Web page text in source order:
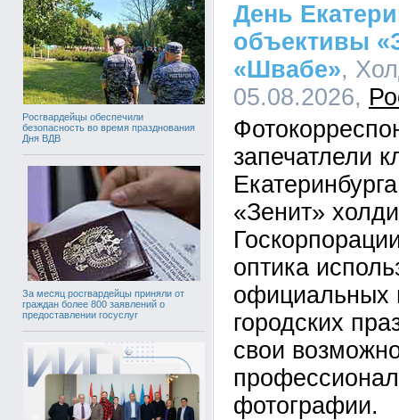
Росгвардейцы обеспечили
безопасность во время празднования
Дня ВДВ
За месяц росгвардейцы приняли от
граждан более 800 заявлений о
предоставлении госуслуг
День
объективы
«Швабе»,
05.08.2026,
запечатлели
«Зенит»
оптика
официальных
городских
свои
фотографии.